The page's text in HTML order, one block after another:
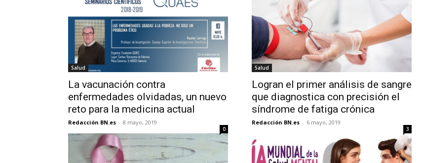
Salud
La vacunación contra
enfermedades olvidadas, un nuevo
reto para la medicina actual
Redacción BN.es - 8 mayo, 2019
0
Salud
Logran el primer análisis de sangre
que diagnostica con precisión el
síndrome de fatiga crónica
Redacción BN.es - 6 mayo, 2019
3